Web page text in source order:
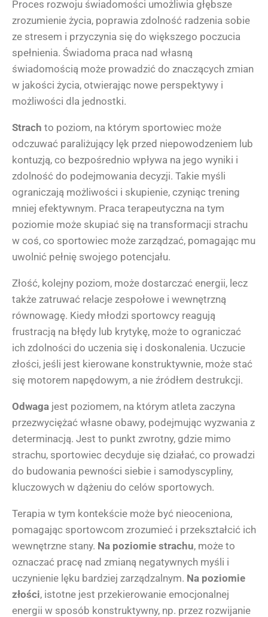
Proces rozwoju świadomości umożliwia głębsze
zrozumienie życia, poprawia zdolność radzenia sobie
ze stresem i przyczynia się do większego poczucia
spełnienia. Świadoma praca nad własną
świadomością może prowadzić do znaczących zmian
w jakości życia, otwierając nowe perspektywy i
możliwości dla jednostki.
Strach to poziom, na którym sportowiec może
odczuwać paraliżujący lęk przed niepowodzeniem lub
kontuzją, co bezpośrednio wpływa na jego wyniki i
zdolność do podejmowania decyzji. Takie myśli
ograniczają możliwości i skupienie, czyniąc trening
mniej efektywnym. Praca terapeutyczna na tym
poziomie może skupiać się na transformacji strachu
w coś, co sportowiec może zarządzać, pomagając mu
uwolnić pełnię swojego potencjału.
Złość, kolejny poziom, może dostarczać energii, lecz
także zatruwać relacje zespołowe i wewnętrzną
równowagę. Kiedy młodzi sportowcy reagują
frustracją na błędy lub krytykę, może to ograniczać
ich zdolności do uczenia się i doskonalenia. Uczucie
złości, jeśli jest kierowane konstruktywnie, może stać
się motorem napędowym, a nie źródłem destrukcji.
Odwaga jest poziomem, na którym atleta zaczyna
przezwyciężać własne obawy, podejmując wyzwania z
determinacją. Jest to punkt zwrotny, gdzie mimo
strachu, sportowiec decyduje się działać, co prowadzi
do budowania pewności siebie i samodyscypliny,
kluczowych w dążeniu do celów sportowych.
Terapia w tym kontekście może być nieoceniona,
pomagając sportowcom zrozumieć i przekształcić ich
wewnętrzne stany. Na poziomie strachu, może to
oznaczać pracę nad zmianą negatywnych myśli i
uczynienie lęku bardziej zarządzalnym. Na poziomie
złości, istotne jest przekierowanie emocjonalnej
energii w sposób konstruktywny, np. przez rozwijanie